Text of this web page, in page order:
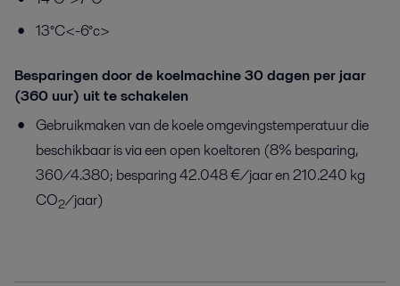
13°C<-6°c>
Besparingen door de koelmachine 30 dagen per jaar
(360 uur) uit te schakelen
Gebruikmaken van de koele omgevingstemperatuur die
beschikbaar is via een open koeltoren (8% besparing,
360/4.380; besparing 42.048 €/jaar en 210.240 kg
CO2/jaar)